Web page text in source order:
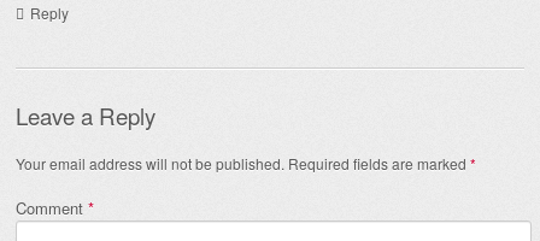
Reply
Leave a Reply
Your email address will not be published. Required fields are marked *
Comment *